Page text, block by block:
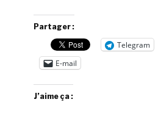
Partager :
Telegram
E-mail
J’aime ça :